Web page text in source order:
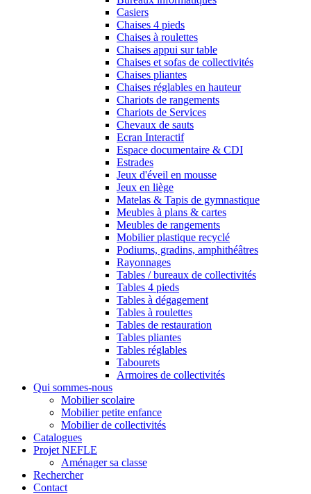
Casiers
Chaises 4 pieds
Chaises à roulettes
Chaises appui sur table
Chaises et sofas de collectivités
Chaises pliantes
Chaises réglables en hauteur
Chariots de rangements
Chariots de Services
Chevaux de sauts
Ecran Interactif
Espace documentaire & CDI
Estrades
Jeux d'éveil en mousse
Jeux en liège
Matelas & Tapis de gymnastique
Meubles à plans & cartes
Meubles de rangements
Mobilier plastique recyclé
Podiums, gradins, amphithéâtres
Rayonnages
Tables / bureaux de collectivités
Tables 4 pieds
Tables à dégagement
Tables à roulettes
Tables de restauration
Tables pliantes
Tables réglables
Tabourets
Armoires de collectivités
Qui sommes-nous
Mobilier scolaire
Mobilier petite enfance
Mobilier de collectivités
Catalogues
Projet NEFLE
Aménager sa classe
Rechercher
Contact